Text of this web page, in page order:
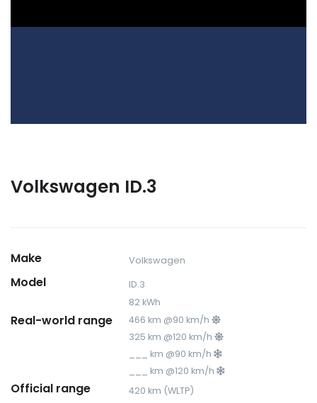
Volkswagen ID.3
Make Volkswagen
Model
ID.3
82 kWh
Real-world range
466 km @90 km/h
325 km @120 km/h
___ km @90 km/h
___ km @120 km/h
Official range 420 km (WLTP)